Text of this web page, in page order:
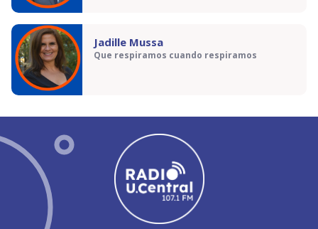
Jadille Mussa
Que respiramos cuando respiramos